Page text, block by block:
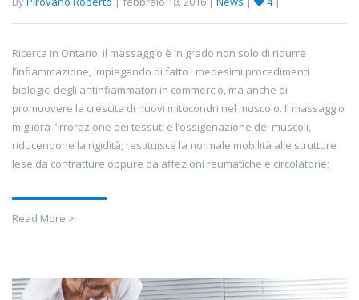
Ricerca in Ontario: il massaggio è in grado non solo di ridurre
l’infiammazione, impiegando di fatto i medesimi procedimenti
biologici degli antinfiammatori in commercio, ma anche di
promuovere la crescita di nuovi mitocondri nel muscolo. Il massaggio
migliora l’irrorazione dei tessuti e l’ossigenazione dei muscoli,
riducendone la rigidità; restituisce la normale mobilità alle strutture
lese da contratture oppure da affezioni reumatiche e circolatorie;
Read More >